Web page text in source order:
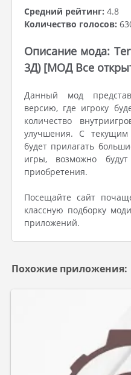
Средний рейтинг: 4.8
Количество голосов:
Описание мода:
3Д) [МОД Все
Данный мод
версию, где игроку
количество
улучшения. С
будет прилагать
игры, возможно
приобретения.
Посещайте сайт
классную подборку
приложений.
Похожие приложения: